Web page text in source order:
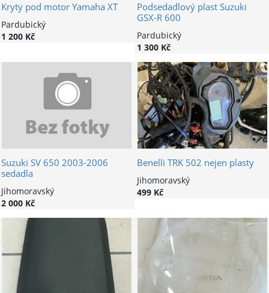
Kryty pod motor Yamaha XT
Pardubický
1 200 Kč
Podsedadlový plast Suzuki
GSX-R 600
Pardubický
1 300 Kč
Suzuki SV 650 2003-2006
sedadla
Jihomoravský
2 000 Kč
Benelli TRK 502 nejen plasty
Jihomoravský
499 Kč